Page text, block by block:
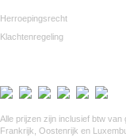
Herroepingsrecht
Klachtenregeling
Alle prijzen zijn inclusief btw van
Frankrijk, Oostenrijk en